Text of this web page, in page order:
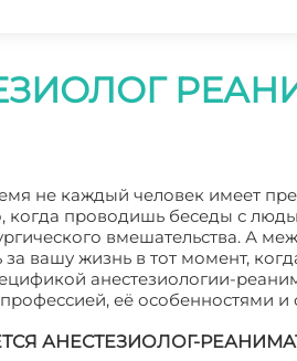
не каждый человек имеет
когда проводишь беседы с
вмешательства. А
за вашу жизнь в тот момент,
анестезиологии-
её особенностями
АНЕСТЕЗИОЛОГ-